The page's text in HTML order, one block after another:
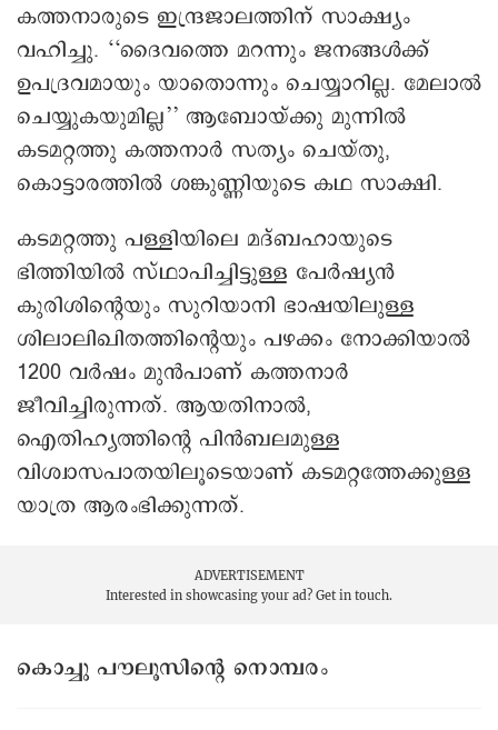
കത്തനാരുടെ ഇന്ദ്രജാലത്തിന് സാക്ഷ്യം
വഹിച്ചു. ‘‘ദൈവത്തെ മറന്നും ജനങ്ങൾക്ക്
ഉപദ്രവമായും യാതൊന്നും ചെയ്യാറില്ല. മേലാൽ
ചെയ്യുകയുമില്ല’’ ആബോയ്ക്കു മുന്നിൽ
കടമറ്റത്തു കത്തനാർ സത്യം ചെയ്തു,
കൊട്ടാരത്തിൽ ശങ്കുണ്ണിയുടെ കഥ സാക്ഷി.
കടമറ്റത്തു പള്ളിയിലെ മദ്ബഹായുടെ
ഭിത്തിയിൽ സ്ഥാപിച്ചിട്ടുള്ള പേർഷ്യൻ
കുരിശിന്റെയും സുറിയാനി ഭാഷയിലുള്ള
ശിലാലിഖിതത്തിന്റെയും പഴക്കം നോക്കിയാൽ
1200 വർഷം മുൻപാണ് കത്തനാർ
ജീവിച്ചിരുന്നത്. ആയതിനാൽ,
ഐതിഹ്യത്തിന്റെ പിൻബലമുള്ള
വിശ്വാസപാതയിലൂടെയാണ് കടമറ്റത്തേക്കുള്ള
യാത്ര ആരംഭിക്കുന്നത്.
ADVERTISEMENT
Interested in showcasing your ad? Get in touch.
കൊച്ചു പൗലൂസിന്റെ നൊമ്പരം